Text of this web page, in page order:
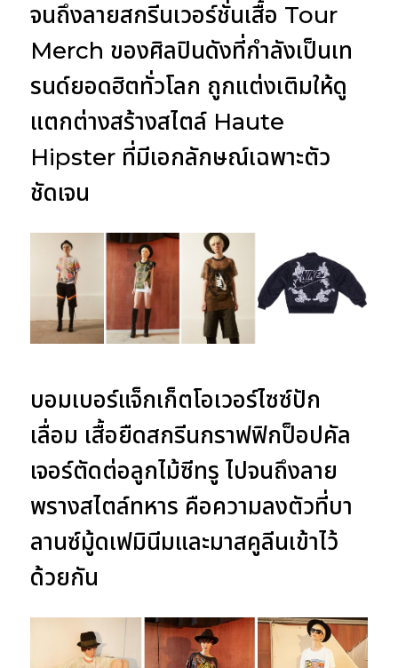
จนถึงลายสกรีนเวอร์ชั่นเสื้อ Tour
Merch ของศิลปินดังที่กำลังเป็นเท
รนด์ยอดฮิตทั่วโลก ถูกแต่งเติมให้ดู
แตกต่างสร้างสไตล์ Haute
Hipster ที่มีเอกลักษณ์เฉพาะตัว
ชัดเจน
บอมเบอร์แจ็กเก็ตโอเวอร์ไซซ์ปัก
เลื่อม เสื้อยืดสกรีนกราฟฟิกป็อปคัล
เจอร์ตัดต่อลูกไม้ซีทรู ไปจนถึงลาย
พรางสไตล์ทหาร คือความลงตัวที่บา
ลานซ์มู้ดเฟมินีมและมาสคูลีนเข้าไว้
ด้วยกัน